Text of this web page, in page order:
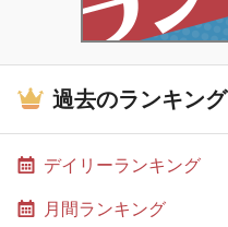
過去のランキング
デイリーランキング
月間ランキング